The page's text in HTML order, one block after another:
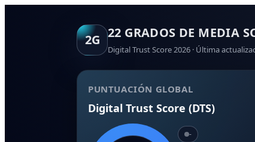
2G 22 GRADOS DE MEDIA
Digital Trust Score 2026 · Última
PUNTUACIÓN GLOBAL
Digital Trust Score (DTS)
-